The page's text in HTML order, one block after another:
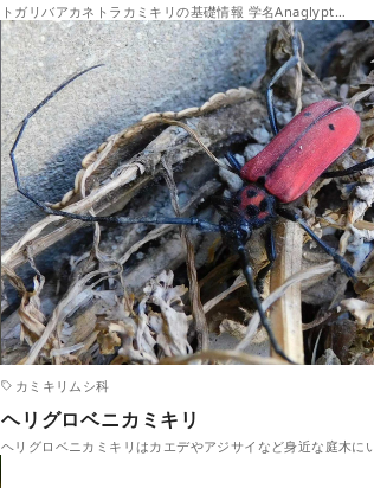
トガリバアカネトラカミキリの基礎情報 学名Anaglypt…
カミキリムシ科
ヘリグロベニカミキリ
ヘリグロベニカミキリはカエデやアジサイなど身近な庭木に